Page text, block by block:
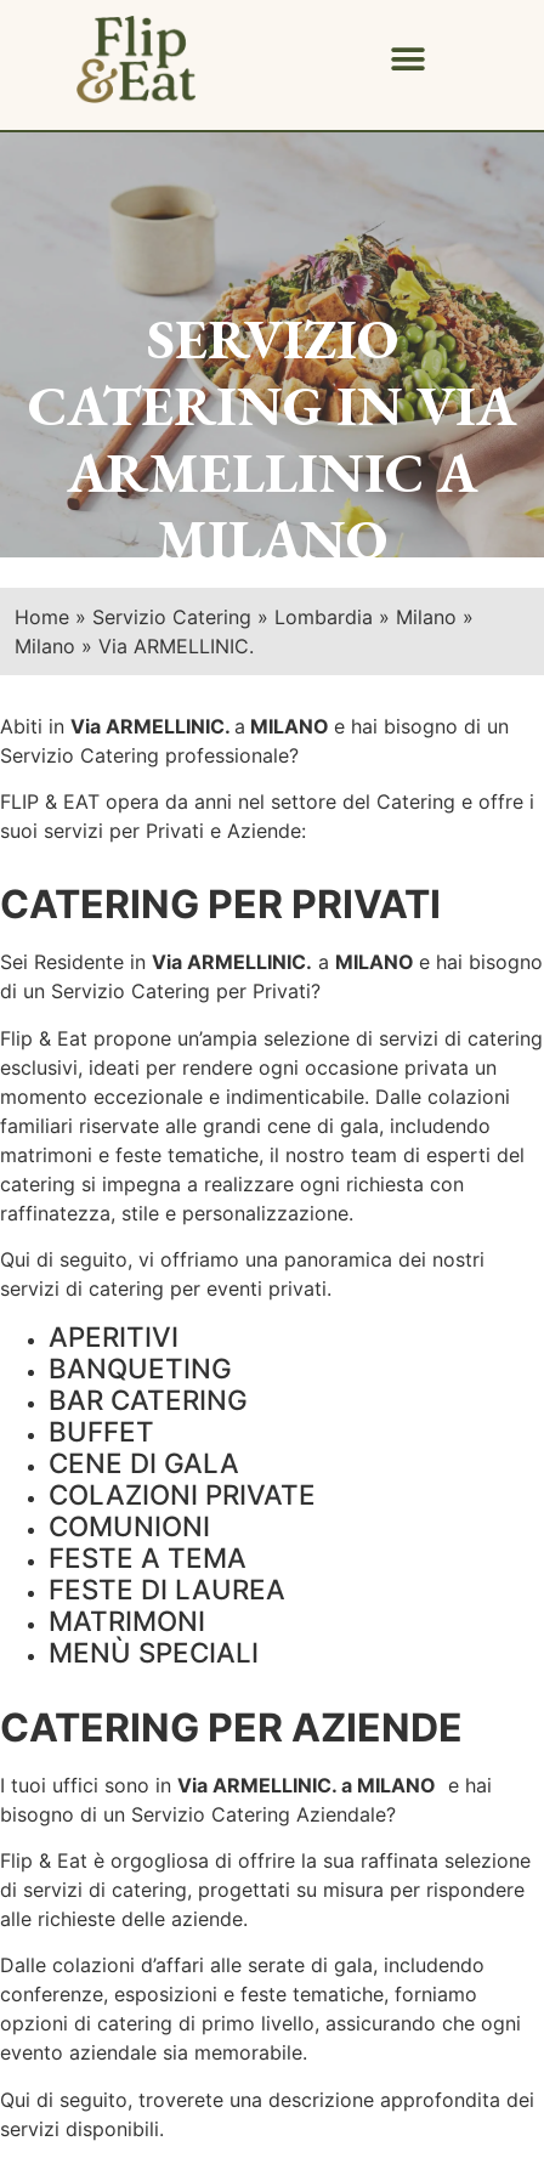
SERVIZIO
CATERING INVIA
ARMELLINICA
MILANO
Home » Servizio Catering » Lombardia » Milano »
Milano » Via ARMELLINIC.
Abiti in Via ARMELLINIC. a MILANO e hai bisogno di un
Servizio Catering professionale?
FLIP & EAT opera da anni nel settore del Catering e offre i
suoi servizi per Privati e Aziende:
CATERING PER PRIVATI
Sei Residente in Via ARMELLINIC. a MILANO e hai bisogno
di un Servizio Catering per Privati?
Flip & Eat propone un’ampia selezione di servizi di catering
esclusivi, ideati per rendere ogni occasione privata un
momento eccezionale e indimenticabile. Dalle colazioni
familiari riservate alle grandi cene di gala, includendo
matrimoni e feste tematiche, il nostro team di esperti del
catering si impegna a realizzare ogni richiesta con
raffinatezza, stile e personalizzazione.
Qui di seguito, vi offriamo una panoramica dei nostri
servizi di catering per eventi privati.
APERITIVI
BANQUETING
BAR CATERING
BUFFET
CENE DI GALA
COLAZIONI PRIVATE
COMUNIONI
FESTE A TEMA
FESTE DI LAUREA
MATRIMONI
MENÙ SPECIALI
CATERING PER AZIENDE
I tuoi uffici sono in Via ARMELLINIC. a MILANO e hai
bisogno di un Servizio Catering Aziendale?
Flip & Eat è orgogliosa di offrire la sua raffinata selezione
di servizi di catering, progettati su misura per rispondere
alle richieste delle aziende.
Dalle colazioni d’affari alle serate di gala, includendo
conferenze, esposizioni e feste tematiche, forniamo
opzioni di catering di primo livello, assicurando che ogni
evento aziendale sia memorabile.
Qui di seguito, troverete una descrizione approfondita dei
servizi disponibili.